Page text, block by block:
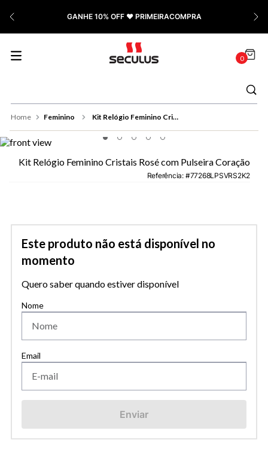
GANHE 10% OFF ❤️ PRIMEIRACOMPRA
0
Feminino Kit Relógio Feminino Cristais Rosé com Pulseira Coração
Kit Relógio Feminino Cristais Rosé com Pulseira Coração
Referência: 77268LPSVRS2K2
Este produto não está disponível no
momento
Quero saber quando estiver disponível
Enviar
9º